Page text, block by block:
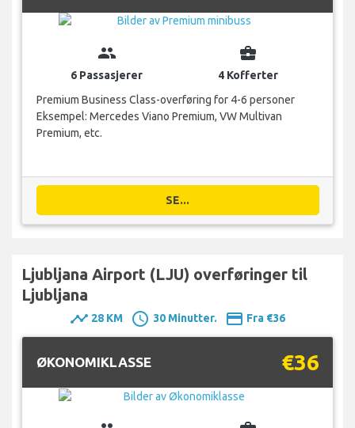
group
6 Passasjerer
business_center
4 Kofferter
Premium Business Class-overføring for 4-6 personer
Eksempel: Mercedes Viano Premium, VW Multivan
Premium, etc.
SE...
Ljubljana Airport (LJU) overføringer til
Ljubljana
timeline 28 KM schedule 30 Minutter. payment Fra €36
ØKONOMIKLASSE €36